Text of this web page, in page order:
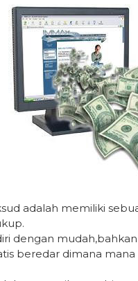
adalah memiliki
dengan
beredar dimana